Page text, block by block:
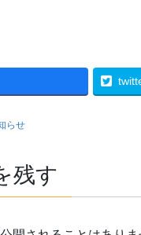
らせ
残す